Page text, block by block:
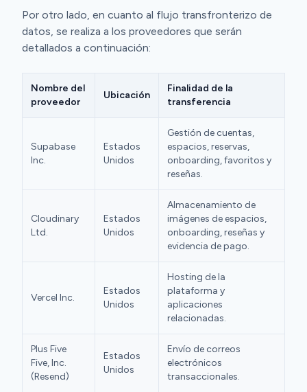
Por otro lado, en cuanto al flujo transfronterizo de
datos, se realiza a los proveedores que serán
detallados a continuación:
Nombre del
proveedor
Ubicación
Finalidad de la
transferencia
Supabase
Inc.
Estados
Unidos
Gestión de cuentas,
espacios, reservas,
onboarding, favoritos y
reseñas.
Cloudinary
Ltd.
Estados
Unidos
Almacenamiento de
imágenes de espacios,
onboarding, reseñas y
evidencia de pago.
Vercel Inc.
Estados
Unidos
Hosting de la
plataforma y
aplicaciones
relacionadas.
Plus Five
Five, Inc.
(Resend)
Estados
Unidos
Envío de correos
electrónicos
transaccionales.